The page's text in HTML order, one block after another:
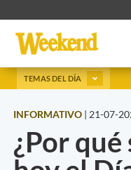
TEMAS DEL DÍA
INFORMATIVO | 21-07-
¿Por qué